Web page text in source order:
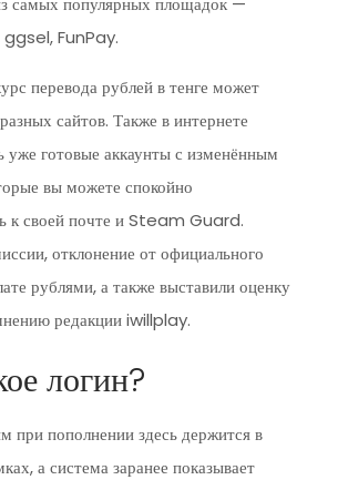
FunPay.
перевода рублей в тенге может
сайтов. Также в интернете
уже готовые аккаунты с изменённым
вы можете спокойно
к своей почте и Steam Guard.
отклонение от официального
рублями, а также выставили оценку
редакции iwillplay.
логин?
при пополнении здесь держится в
а система заранее показывает